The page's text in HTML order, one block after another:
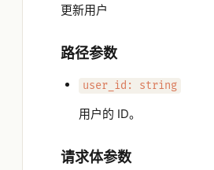
更新用户
路径参数
user_id: string
用户的 ID。
请求体参数